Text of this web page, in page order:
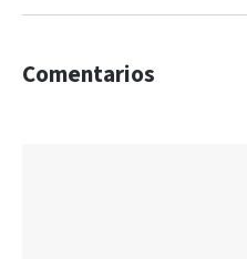
Comentarios